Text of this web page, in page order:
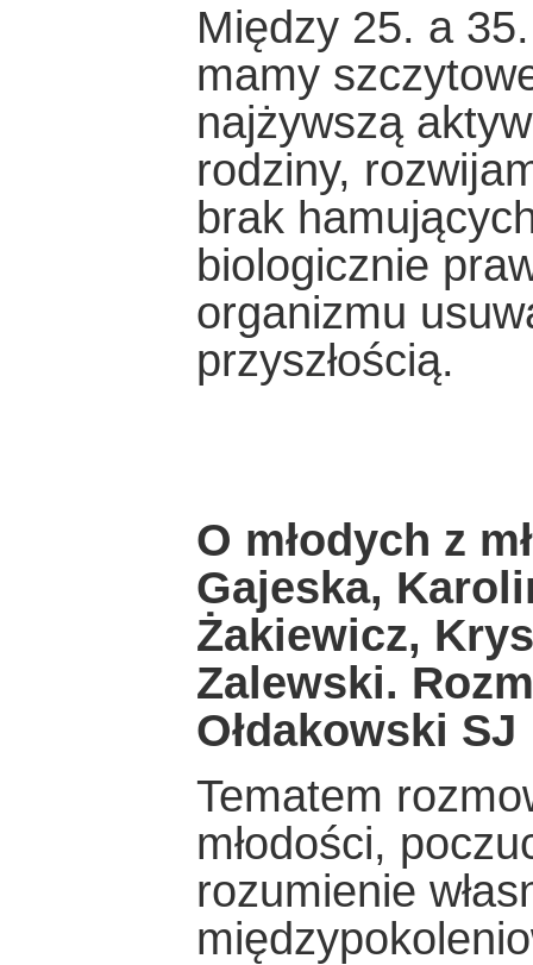
Między 25. a
mamy
najżywszą
rodziny,
brak
biologicznie
organizmu
przyszłością.
O młodych z
Gajeska,
Żakiewicz,
Zalewski.
Ołdakowski SJ
Tematem
młodości,
rozumienie